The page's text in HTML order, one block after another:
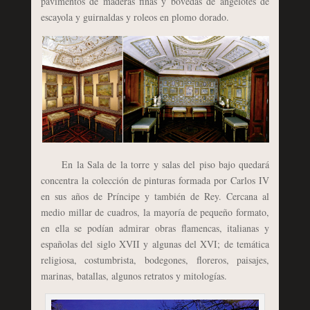
escayola y guirnaldas y roleos en plomo dorado.
En la Sala de la torre y salas del piso bajo quedará
concentra la colección de pinturas formada por Carlos IV
en sus años de Príncipe y también de Rey. Cercana al
medio millar de cuadros, la mayoría de pequeño formato,
en ella se podían admirar obras flamencas, italianas y
españolas del siglo XVII y algunas del XVI; de temática
religiosa, costumbrista, bodegones, floreros, paisajes,
marinas, batallas, algunos retratos y mitologías.